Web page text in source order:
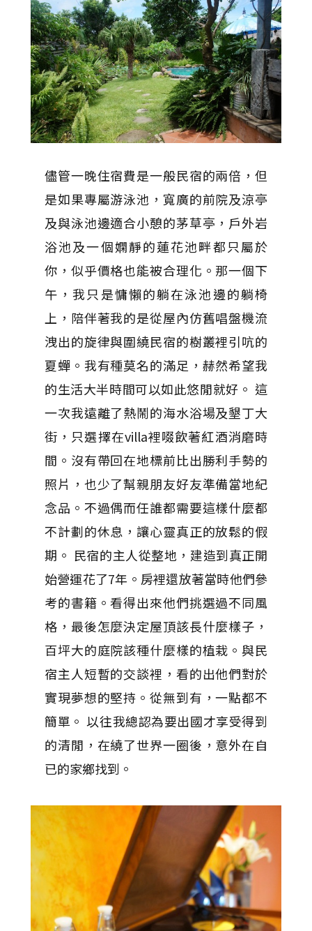
儘管一晚住宿費是一般民宿的兩倍，但
是如果專屬游泳池，寬廣的前院及涼亭
及與泳池邊適合小憩的茅草亭，戶外岩
浴池及一個嫻靜的蓮花池畔都只屬於
你，似乎價格也能被合理化。那一個下
午，我只是慵懶的躺在泳池邊的躺椅
上，陪伴著我的是從屋內仿舊唱盤機流
洩出的旋律與圍繞民宿的樹叢裡引吭的
夏蟬。我有種莫名的滿足，赫然希望我
的生活大半時間可以如此悠閒就好。 這
一次我遠離了熱鬧的海水浴場及墾丁大
街，只選擇在villa裡啜飲著紅酒消磨時
間。沒有帶回在地標前比出勝利手勢的
照片，也少了幫親朋友好友準備當地紀
念品。不過偶而任誰都需要這樣什麼都
不計劃的休息，讓心靈真正的放鬆的假
期。 民宿的主人從整地，建造到真正開
始營運花了7年。房裡還放著當時他們參
考的書籍。看得出來他們挑選過不同風
格，最後怎麼決定屋頂該長什麼樣子，
百坪大的庭院該種什麼樣的植栽。與民
宿主人短暫的交談裡，看的出他們對於
實現夢想的堅持。從無到有，一點都不
簡單。 以往我總認為要出國才享受得到
的清閒，在繞了世界一圈後，意外在自
已的家鄉找到。